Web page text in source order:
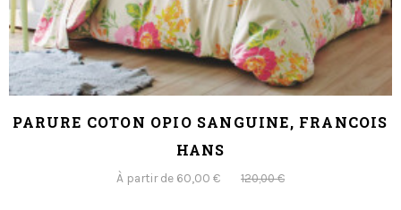
PARURE COTON OPIO SANGUINE, FRANCOIS
HANS
À partir de 60,00 € 120,00 €